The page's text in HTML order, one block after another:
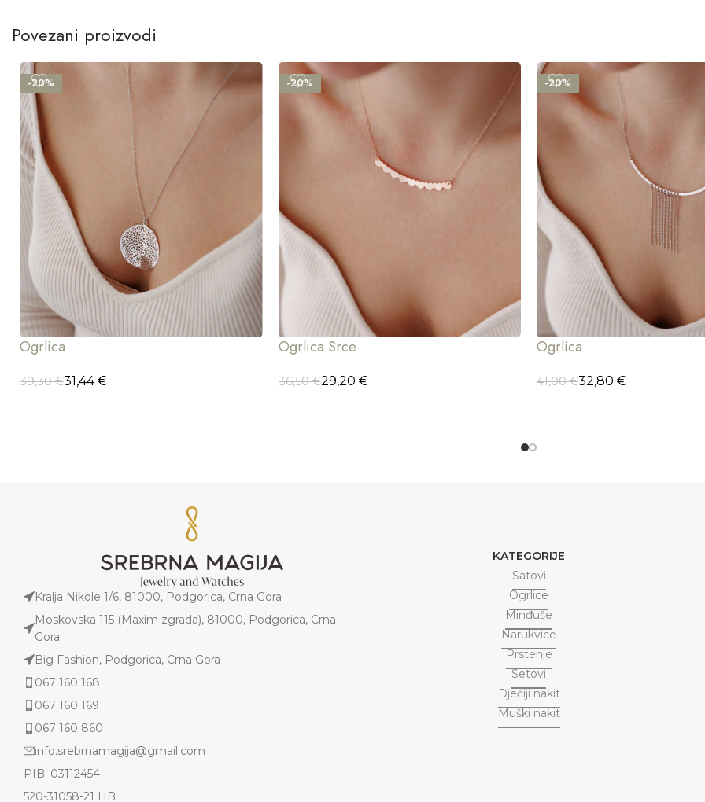
Povezani proizvodi
-20%
Ogrlica
39,30€31,44€
-20%
Ogrlica Srce
36,50€29,20 €
-20%
Ogrlica
41,00€32,80 €
Kralja Nikole 1/6, 81000, Podgorica, Crna Gora
Moskovska 115 (Maxim zgrada), 81000, Podgorica, Crna
Gora
Big Fashion, Podgorica, Crna Gora
067 160 168
067 160 169
067 160 860
info.srebrnamagija@gmail.com
PIB: 03112454
520-31058-21 HB
KATEGORIJE
Satovi
Ogrlice
Minđuše
Narukvice
Prstenje
Setovi
Dječiji nakit
Muški nakit